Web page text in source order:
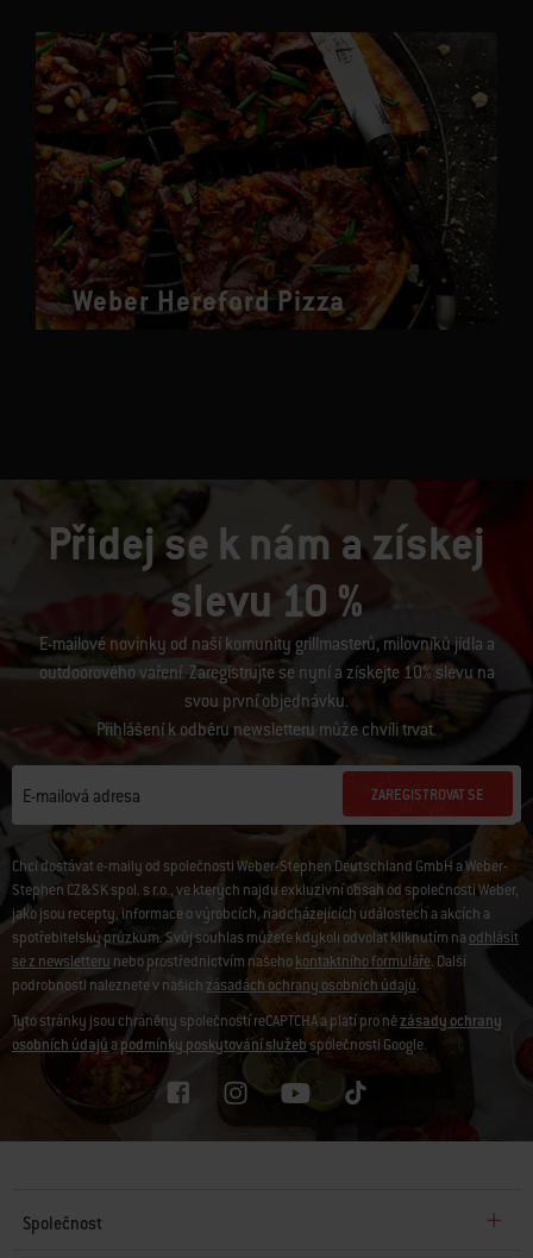
Weber Hereford Pizza
Přidej se k nám a získej
slevu 10 %
E-mailové novinky od naší komunity grillmasterů, milovníků jídla a
outdoorového vaření. Zaregistrujte se nyní a získejte 10% slevu na
svou první objednávku.
Přihlášení k odběru newsletteru může chvíli trvat.
E-mailová adresa ZAREGISTROVAT SE
Chci dostávat e-maily od společnosti Weber-Stephen Deutschland GmbH a Weber-
Stephen CZ&SK spol. s r.o., ve kterých najdu exkluzivní obsah od společnosti Weber,
jako jsou recepty, informace o výrobcích, nadcházejících událostech a akcích a
spotřebitelský průzkum. Svůj souhlas můžete kdykoli odvolat kliknutím na odhlásit
se z newsletteru nebo prostřednictvím našehokontaktního formuláře. Další
podrobnosti naleznete v našich zásadách ochrany osobních údajů.
Tyto stránky jsou chráněny společností reCAPTCHA a platí pro nězásady ochrany
osobních údajů apodmínky poskytování služebspolečnosti Google.
Společnost